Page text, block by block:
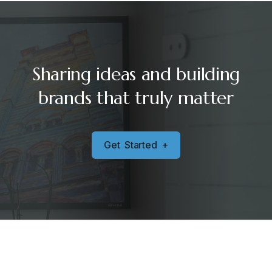
Sharing ideas and building
brands that truly matter
Get Started +